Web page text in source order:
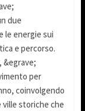
due
le energie sui
e percorso.
&egrave;
per
coinvolgendo
storiche che